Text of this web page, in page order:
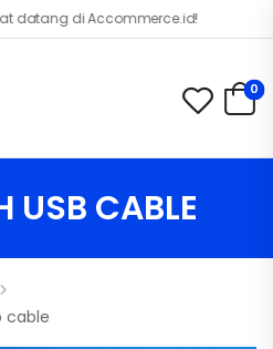
datang di Accommerce.id!
0
USB CABLE
cable